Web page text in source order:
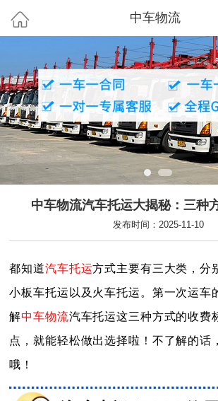
中车物流
中车物流汽车托运大揭秘：三种
发布时间：2025-11-10
都知道汽车托运方式主要有三大类，分
小板车托运以及火车托运。第一次运车
解中车物流汽车托运这三种方式的收费
点，就能轻松做出选择啦！不了解的话
哦！